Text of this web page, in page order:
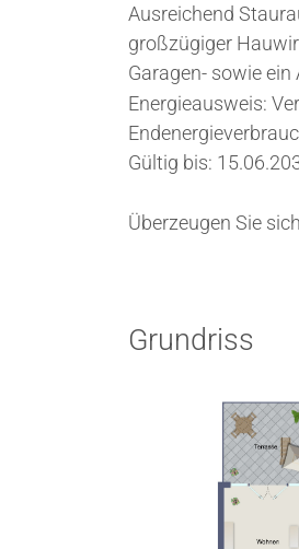
Ausreichend
großzügiger
Garagen- sowie
Energieausweis:
Gültig bis:
Überzeugen Sie
Grundriss